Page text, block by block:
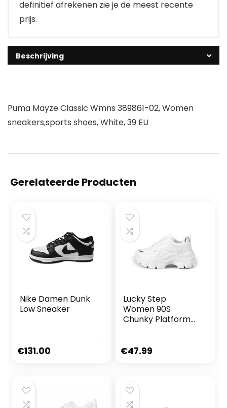
definitief afrekenen zie je de meest recente
prijs.
Beschrijving
Puma Mayze Classic Wmns 389861-02, Women
sneakers,sports shoes, White, 39 EU
Gerelateerde Producten
Nike Damen Dunk
Low Sneaker
€131.00
Lucky Step
Women 90S
Chunky Platform
Lace-Up Walking
€47.99